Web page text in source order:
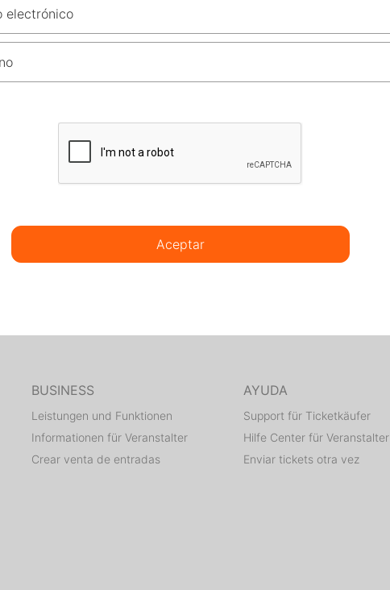
electrónico
Aceptar
BUSINESS
Leistungen und Funktionen
Informationen für Veranstalter
Crear venta de entradas
AYUDA
Support für Ticketkäufer
Hilfe Center für Veranstalter
Enviar tickets otra vez